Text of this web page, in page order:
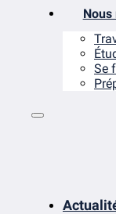
Se